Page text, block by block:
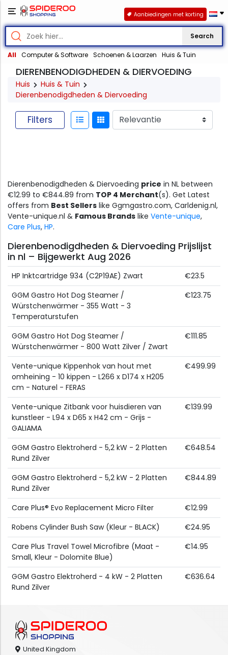
Search
All Computer & Software Schoenen & Laarzen Huis & Tuin
Aanbiedingen met korting
DIERENBENODIGDHEDEN & DIERVOEDING
Huis
Huis & Tuin
Dierenbenodigdheden & Diervoeding
Filters
Dierenbenodigdheden & Diervoeding price in NL between
€12.99 to €844.89 from TOP 4 Merchant(s). Get Latest
offers from Best Sellers like Ggmgastro.com, Carldenig.nl,
Vente-unique.nl & Famous Brands like Vente-unique,
Care Plus, HP.
Dierenbenodigdheden & Diervoeding Prijslijst
in nl – Bijgewerkt Aug 2026
HP Inktcartridge 934 (C2P19AE) Zwart
€23.5
GGM Gastro Hot Dog Steamer /
Würstchenwärmer - 355 Watt - 3
Temperaturstufen
€123.75
GGM Gastro Hot Dog Steamer /
Würstchenwärmer - 800 Watt Zilver / Zwart
€111.85
Vente-unique Kippenhok van hout met
omheining - 10 kippen - L266 x D174 x H205
cm - Naturel - FERAS
€499.99
Vente-unique Zitbank voor huisdieren van
kunstleer - L94 x D65 x H42 cm - Grijs -
GALIAMA
€139.99
GGM Gastro Elektroherd - 5,2 kW - 2 Platten
Rund Zilver
€648.54
GGM Gastro Elektroherd - 5,2 kW - 2 Platten
Rund Zilver
€844.89
Care Plus® Evo Replacement Micro Filter
€12.99
Robens Cylinder Bush Saw (Kleur - BLACK)
€24.95
Care Plus Travel Towel Microfibre (Maat -
Small, Kleur - Dolomite Blue)
€14.95
GGM Gastro Elektroherd - 4 kW - 2 Platten
Rund Zilver
€636.64
United Kingdom